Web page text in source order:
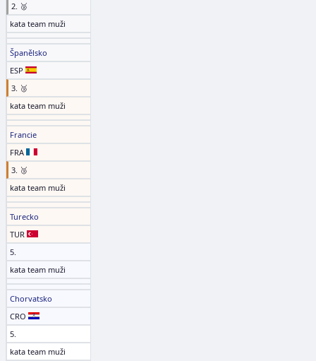
2. 🥈
kata team muži
Španělsko
ESP
3. 🥉
kata team muži
Francie
FRA
3. 🥉
kata team muži
Turecko
TUR
5.
kata team muži
Chorvatsko
CRO
5.
kata team muži